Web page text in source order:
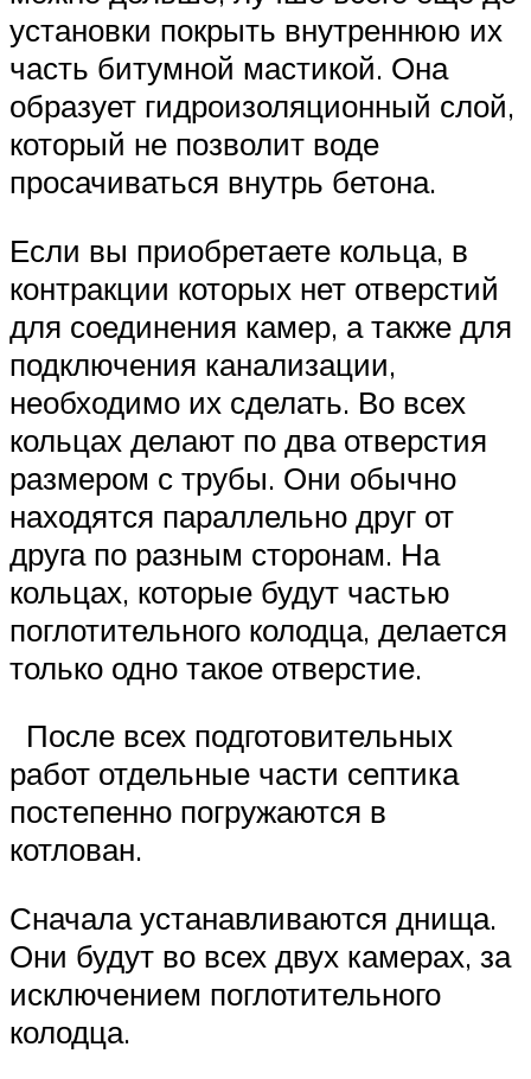
установки покрыть внутреннюю их
часть битумной мастикой. Она
образует гидроизоляционный слой,
который не позволит воде
просачиваться внутрь бетона.
Если вы приобретаете кольца, в
контракции которых нет отверстий
для соединения камер, а также для
подключения канализации,
необходимо их сделать. Во всех
кольцах делают по два отверстия
размером с трубы. Они обычно
находятся параллельно друг от
друга по разным сторонам. На
кольцах, которые будут частью
поглотительного колодца, делается
только одно такое отверстие.
После всех подготовительных
работ отдельные части септика
постепенно погружаются в
котлован.
Сначала устанавливаются днища.
Они будут во всех двух камерах, за
исключением поглотительного
колодца.